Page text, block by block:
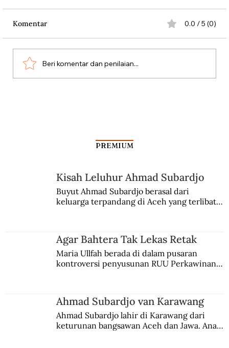
Teknologi Radar di Microwave
Komentar 0.0 / 5 (0)
Beri komentar dan penilaian...
PREMIUM
Kisah Leluhur Ahmad Subardjo
Buyut Ahmad Subardjo berasal dari
keluarga terpandang di Aceh yang terlibat
Agar Bahtera Tak Lekas Retak
Maria Ullfah berada di dalam pusaran
kontroversi penyusunan RUU Perkawinan.
Ahmad Subardjo van Karawang
Ahmad Subardjo lahir di Karawang dari
keturunan bangsawan Aceh dan Jawa. Anak